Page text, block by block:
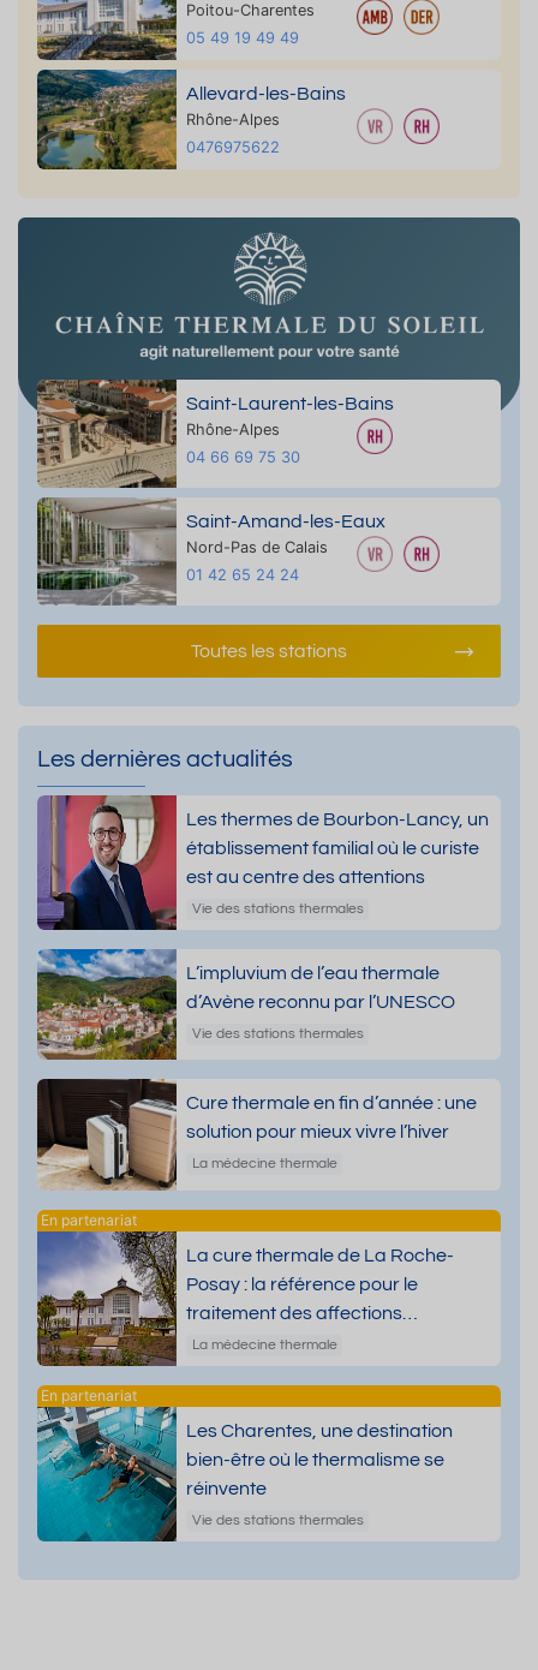
Poitou-Charentes
05 49 19 49 49
Allevard-les-Bains
Rhône-Alpes
0476975622
Saint-Laurent-les-Bains
Rhône-Alpes
04 66 69 75 30
Saint-Amand-les-Eaux
Nord-Pas de Calais
01 42 65 24 24
Toutes les stations
Les dernières actualités
Les thermes de Bourbon-Lancy, un
établissement familial où le curiste
est au centre des attentions
Vie des stations thermales
L’impluvium de l’eau thermale
d’Avène reconnu par l’UNESCO
Vie des stations thermales
Cure thermale en fin d’année : une
solution pour mieux vivre l’hiver
La médecine thermale
La cure thermale de La Roche-
Posay : la référence pour le
traitement des affections
dermatologiques
La médecine thermale
Les Charentes, une destination
bien-être où le thermalisme se
réinvente
Vie des stations thermales